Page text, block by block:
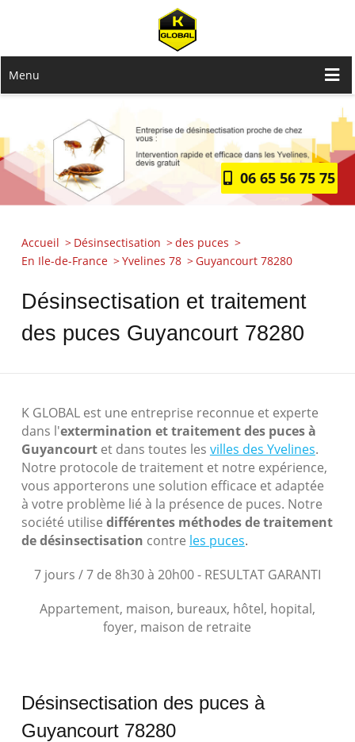
Menu
06 65 56 75 75
Accueil Désinsectisation
des puces
En Ile-de-France
Yvelines 78 Guyancourt 78280
Désinsectisation et traitement
des puces Guyancourt 78280
K GLOBAL est une entreprise reconnue et experte
dans l'extermination et traitement des puces à
Guyancourt et dans toutes les villes des Yvelines.
Notre protocole de traitement et notre expérience,
vous apporterons une solution efficace et adaptée
à votre problème lié à la présence de puces. Notre
société utilise différentes méthodes de traitement
de désinsectisation contre les puces.
7 jours / 7 de 8h30 à 20h00 - RESULTAT GARANTI
Appartement, maison, bureaux, hôtel, hopital,
foyer, maison de retraite
Désinsectisation des puces à
Guyancourt 78280